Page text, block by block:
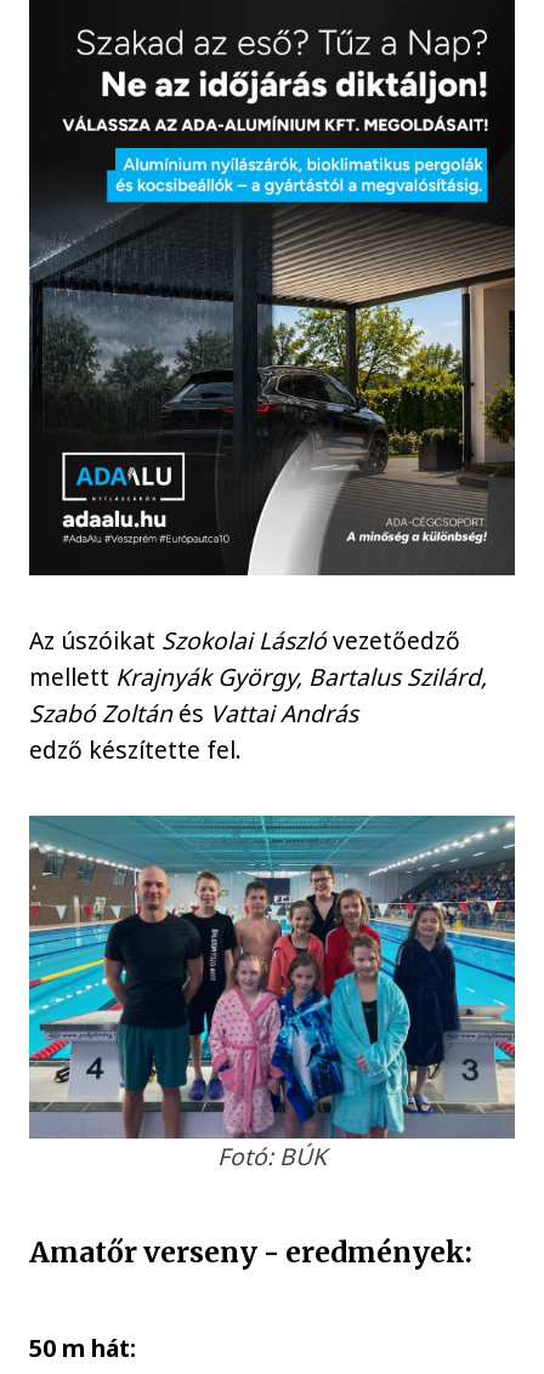
Az úszóikat Szokolai Lászlóvezetőedző
mellett Krajnyák György, Bartalus Szilárd,
Szabó Zoltánés Vattai András
edző készítette fel.
Fotó: BÚK
Amatőr verseny - eredmények:
50 m hát: